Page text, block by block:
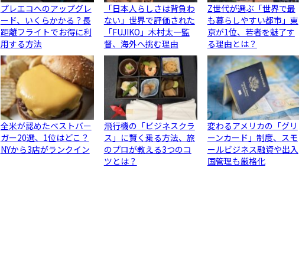
プレエコへのアップグレ
ード、いくらかかる？長
距離フライトでお得に利
用する方法
「日本人らしさは背負わ
ない」世界で評価された
「FUJIKO」木村太一監
督、海外へ挑む理由
Z世代が選ぶ「世界で最
も暮らしやすい都市」東
京が1位、若者を魅了す
る理由とは？
全米が認めたベストバー
ガー20選、1位はどこ？
NYから3店がランクイン
飛行機の「ビジネスクラ
ス」に賢く乗る方法、旅
のプロが教える3つのコ
ツとは？
変わるアメリカの「グリ
ーンカード」制度、スモ
ールビジネス融資や出入
国管理も厳格化